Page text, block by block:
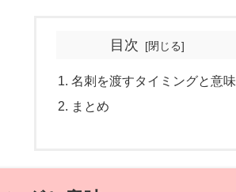
目次
名刺を渡すタイミングと意味
まとめ